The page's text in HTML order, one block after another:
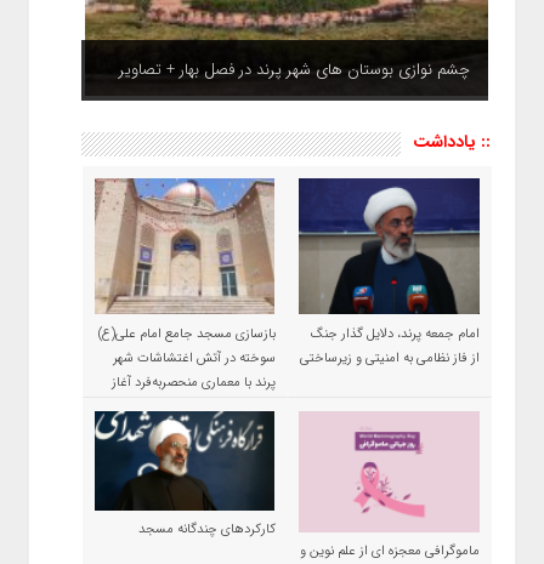
چشم نوازی بوستان های شهر پرند در فصل بهار + تصاویر
:: یادداشت
امام جمعه پرند، دلایل گذار جنگ
از فاز نظامی به امنیتی و زیرساختی
بازسازی مسجد جامع امام علی(ع)
سوخته در آتش اغتشاشات شهر
پرند با معماری منحصربه‌فرد آغاز
شد
ماموگرافی معجزه ای از علم نوین و
کارکردهای چندگانه مسجد